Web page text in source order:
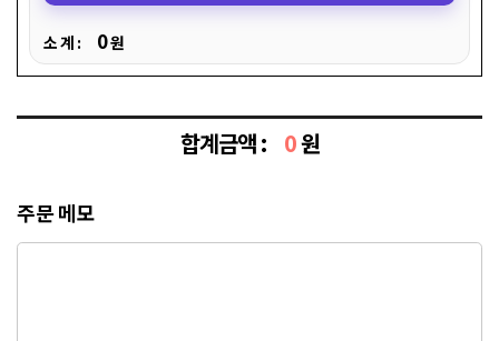
소 계 : 0원
합계금액 : 0원
주문 메모